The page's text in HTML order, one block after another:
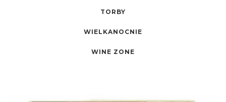
TORBY
WIELKANOCNIE
WINE ZONE